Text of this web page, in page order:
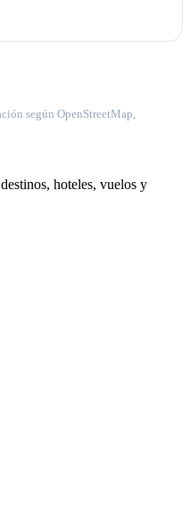
según OpenStreetMap,
hoteles, vuelos y